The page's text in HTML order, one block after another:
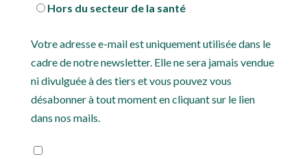
Hors du secteur de la santé
Votre adresse e-mail est uniquement utilisée dans le
cadre de notre newsletter. Elle ne sera jamais vendue
ni divulguée à des tiers et vous pouvez vous
désabonner à tout moment en cliquant sur le lien
dans nos mails.